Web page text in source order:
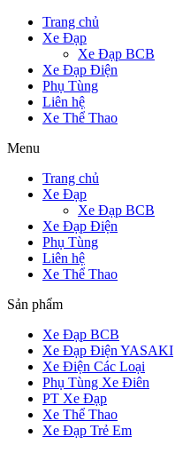
Trang chủ
Xe Đạp
Xe Đạp BCB
Xe Đạp Điện
Phụ Tùng
Liên hệ
Xe Thể Thao
Menu
Trang chủ
Xe Đạp
Xe Đạp BCB
Xe Đạp Điện
Phụ Tùng
Liên hệ
Xe Thể Thao
Sản phẩm
Xe Đạp BCB
Xe Đạp Điện YASAKI
Xe Điện Các Loại
Phụ Tùng Xe Điên
PT Xe Đạp
Xe Thể Thao
Xe Đạp Trẻ Em